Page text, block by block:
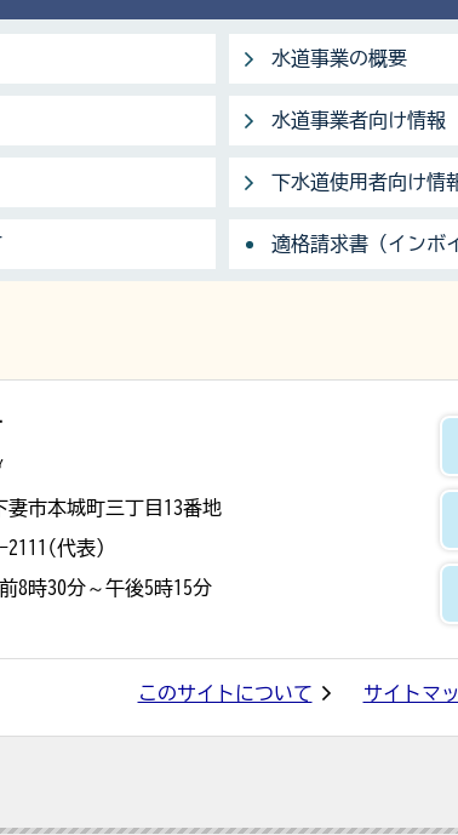
水道事業の概要
水道事業者向け情報
下水道使用者向け情
適格請求書（インボ
妻市本城町三丁目13番地
2111(代表)
8時30分～午後5時15分
このサイトについて サイトマ